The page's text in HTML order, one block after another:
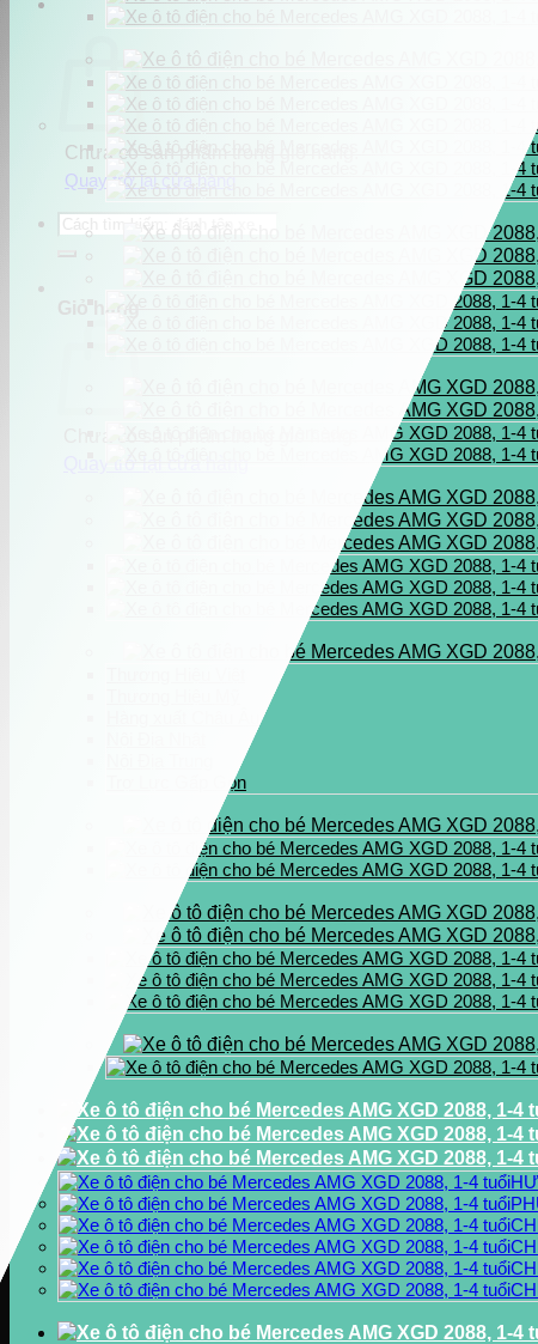
Chưa có sản phẩm trong giỏ hàng.
Quay trở lại cửa hàng
Tìm
kiếm:
Giỏ hàng
Trợ Lực Gấp Gọn